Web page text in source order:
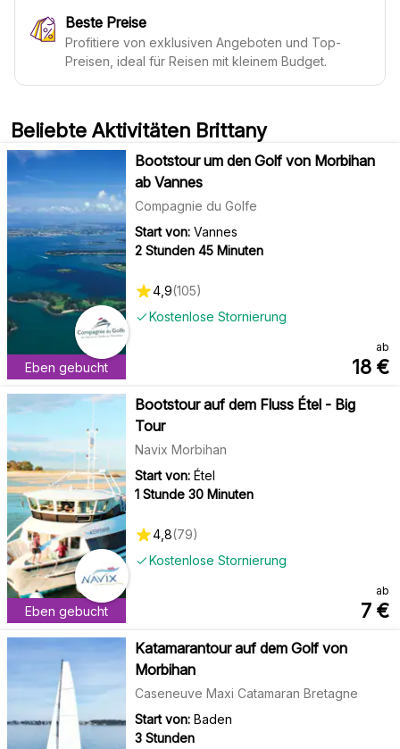
Beste Preise
Profitiere von exklusiven Angeboten und Top-
Preisen, ideal für Reisen mit kleinem Budget.
Beliebte Aktivitäten Brittany
Eben gebucht
Bootstour um den Golf von Morbihan
ab Vannes
Compagnie du Golfe
Start von: Vannes
2 Stunden 45 Minuten
Kostenlose Stornierung
4,9(105)
ab
18 €
Eben gebucht
Bootstour auf dem Fluss Étel - Big
Tour
Navix Morbihan
Start von: Étel
1 Stunde 30 Minuten
Kostenlose Stornierung
4,8(79)
ab
7 €
Katamarantour auf dem Golf von
Morbihan
Caseneuve Maxi Catamaran Bretagne
Start von: Baden
3 Stunden